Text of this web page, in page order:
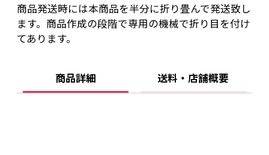
商品発送時には本商品を半分に折り畳んで発送致し
ます。商品作成の段階で専用の機械で折り目を付け
てあります。
商品詳細 送料・店舗概要